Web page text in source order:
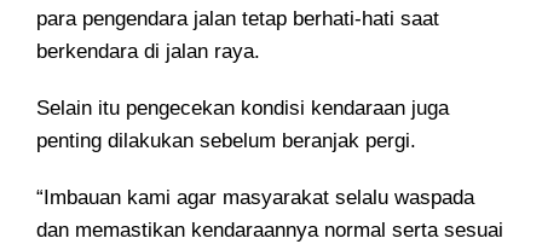
para pengendara jalan tetap berhati-hati saat
berkendara di jalan raya.
Selain itu pengecekan kondisi kendaraan juga
penting dilakukan sebelum beranjak pergi.
“Imbauan kami agar masyarakat selalu waspada
dan memastikan kendaraannya normal serta sesuai